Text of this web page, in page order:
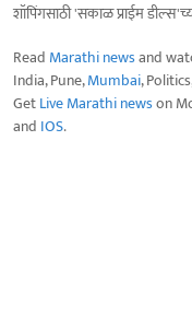
शॉपिंगसाठी 'सकाळ प्राईम
Read Marathi newsand
India, Pune,Mumbai,
GetLive Marathi newson
and IOS.